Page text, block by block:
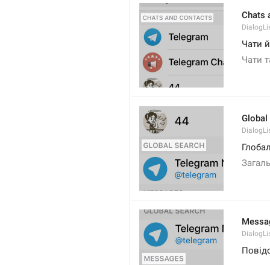
Chats
Чати
Чати
Global